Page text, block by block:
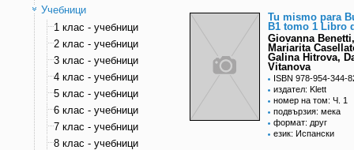
Учебници
1 клас - учебници
2 клас - учебници
3 клас - учебници
4 клас - учебници
5 клас - учебници
6 клас - учебници
7 клас - учебници
8 клас - учебници
Tu mismo para
B1 tomo 1 Libro
Giovanna Benetti,
Mariarita
Galina Hitrova,
Vitanova
ISBN 978-954-344-
издател: Klett
номер на том: Ч. 1
подвързия: мека
формат: друг
език: Испански